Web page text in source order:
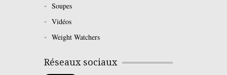
Soupes
Vidéos
Weight Watchers
Réseaux sociaux